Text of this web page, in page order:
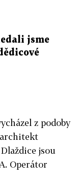
jsme
z podoby
jsou
Operátor